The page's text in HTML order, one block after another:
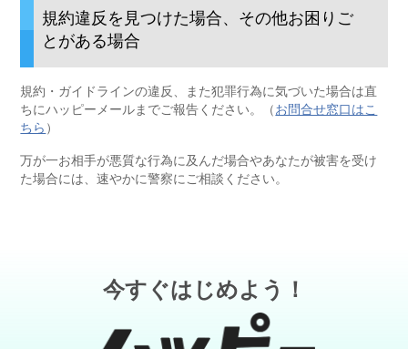
規約違反を見つけた場合、その他お困りご
とがある場合
規約・ガイドラインの違反、また犯罪行為に気づいた場合は直
ちにハッピーメールまでご報告ください。（お問合せ窓口はこ
ちら ）
万が一お相手が悪質な行為に及んだ場合やあなたが被害を受け
た場合には、速やかに警察にご相談ください。
今すぐはじめよう！